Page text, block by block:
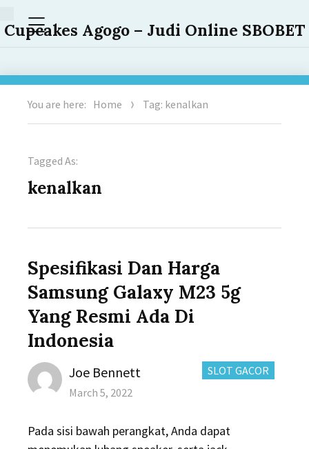
Cupcakes Agogo – Judi Online SBOBET
Menu
You are here: Home Tag: kenalkan
Tagged As:
kenalkan
Spesifikasi Dan Harga
Samsung Galaxy M23 5g
Yang Resmi Ada Di
Indonesia
CATEGORIES:
SLOT GACOR
Author
Joe Bennett
Posted
March 5, 2022
Pada sisi bawah perangkat, Anda dapat